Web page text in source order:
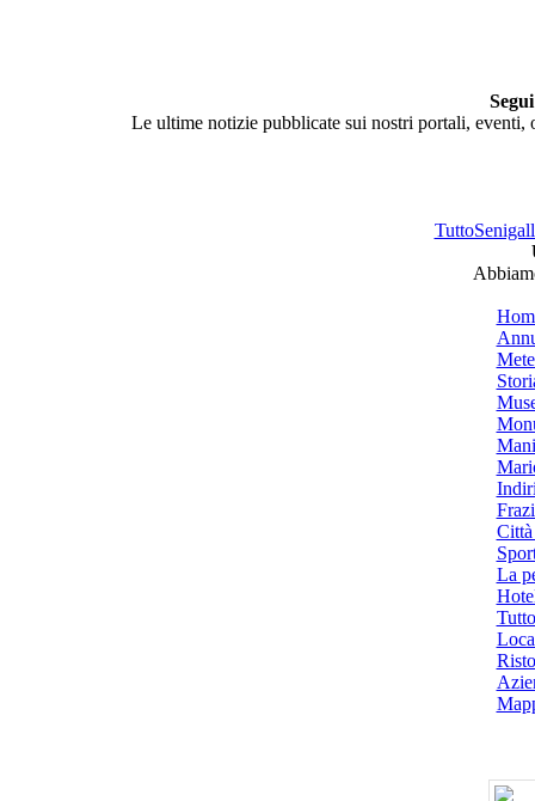
Le ultime notizie pubblicate sui nostri portali,
Città
La